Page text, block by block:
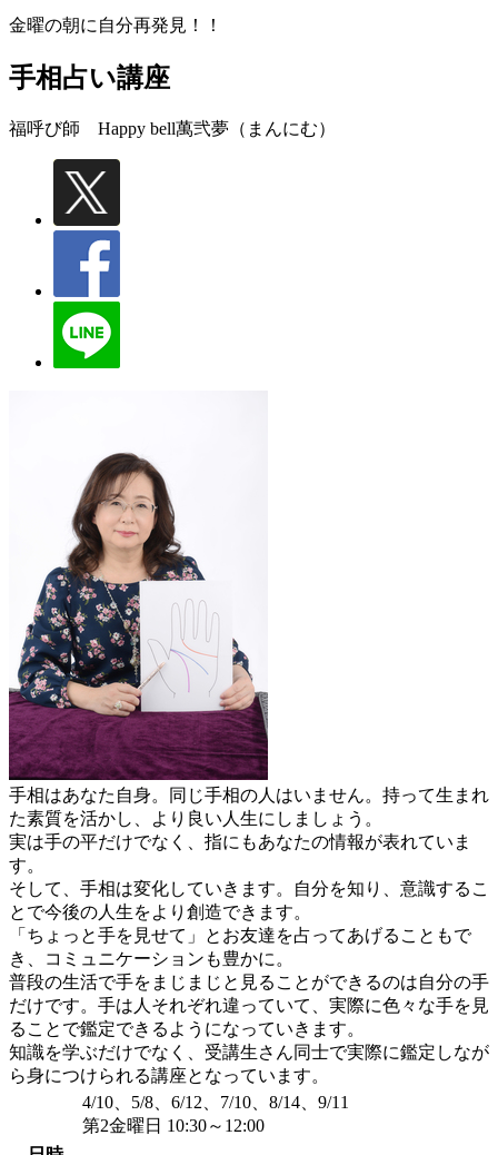
金曜の朝に自分再発見！！
手相占い講座
福呼び師 Happy bell萬弐夢（まんにむ）
手相はあなた自身。同じ手相の人はいません。持って生まれ
た素質を活かし、より良い人生にしましょう。
実は手の平だけでなく、指にもあなたの情報が表れていま
す。
そして、手相は変化していきます。自分を知り、意識するこ
とで今後の人生をより創造できます。
「ちょっと手を見せて」とお友達を占ってあげることもで
き、コミュニケーションも豊かに。
普段の生活で手をまじまじと見ることができるのは自分の手
だけです。手は人それぞれ違っていて、実際に色々な手を見
ることで鑑定できるようになっていきます。
知識を学ぶだけでなく、受講生さん同士で実際に鑑定しなが
ら身につけられる講座となっています。
4/10、5/8、6/12、7/10、8/14、9/11
第2金曜日 10:30～12:00